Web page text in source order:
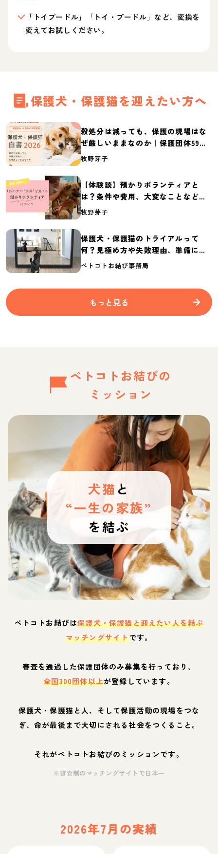
「トイプードル」「トイ・プードル」など、変換を
変えてお試しください。
保護犬・保護猫を迎えたい方へ
殺処分は減っても、保護の現場はな
ぜ厳しいままなのか｜保護団体59団
体の実態調査【保護犬・保護猫白書
牧野芽子
【体験談】預かりボランティアと
は？条件や費用、大変なことなど紹
介
牧野芽子
保護犬・保護猫のトライアルって
何？見極め方や失敗理由、準備に必
要なものを紹介
ペトコトお結び事務局
もっと見る
ペトコトお結びの
ミッション
犬猫 と
“一生の家族”
を結ぶ
ペトコトお結びは保護犬・保護猫と迎えたい人を結ぶ
マッチングサイトです。
審査を通過した保護団体のみ募集を行っており、
全国300団体以上が登録しています。
保護犬・保護猫と人、そして保護活動の現場をつな
ぎ、命が最後まで大切にされる社会をつくること。
それがペトコトお結びのミッションです。
※審査制のマッチングサイトで日本一
2026年7月の実績